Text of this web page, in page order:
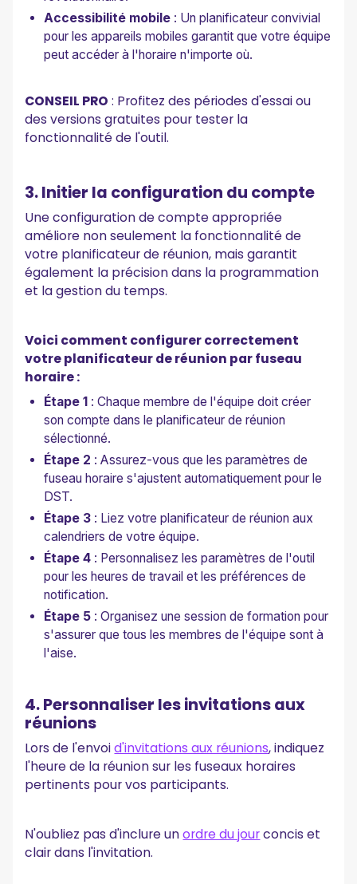
Accessibilité mobile : Un planificateur convivial
pour les appareils mobiles garantit que votre équipe
peut accéder à l'horaire n'importe où.
CONSEIL PRO : Profitez des périodes d'essai ou
des versions gratuites pour tester la
fonctionnalité de l'outil.
3. Initier la configuration du compte
Une configuration de compte appropriée
améliore non seulement la fonctionnalité de
votre planificateur de réunion, mais garantit
également la précision dans la programmation
et la gestion du temps.
Voici comment configurer correctement
votre planificateur de réunion par fuseau
horaire :
Étape 1 : Chaque membre de l'équipe doit créer
son compte dans le planificateur de réunion
sélectionné.
Étape 2 : Assurez-vous que les paramètres de
fuseau horaire s'ajustent automatiquement pour le
DST.
Étape 3 : Liez votre planificateur de réunion aux
calendriers de votre équipe.
Étape 4 : Personnalisez les paramètres de l'outil
pour les heures de travail et les préférences de
notification.
Étape 5 : Organisez une session de formation pour
s'assurer que tous les membres de l'équipe sont à
l'aise.
4. Personnaliser les invitations aux
réunions
Lors de l'envoid'invitations aux réunions, indiquez
l'heure de la réunion sur les fuseaux horaires
pertinents pour vos participants.
N'oubliez pas d'inclure unordre du jourconcis et
clair dans l'invitation.